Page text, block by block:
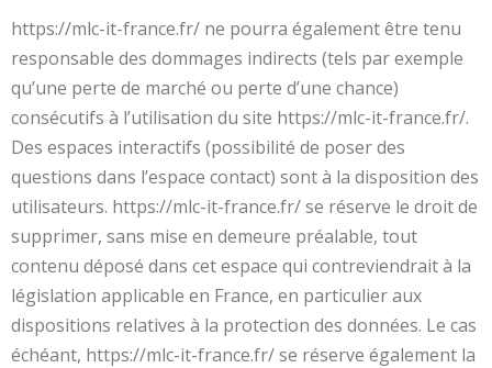
https://mlc-it-france.fr/ ne pourra également être tenu
responsable des dommages indirects (tels par exemple
qu’une perte de marché ou perte d’une chance)
consécutifs à l’utilisation du site https://mlc-it-france.fr/.
Des espaces interactifs (possibilité de poser des
questions dans l’espace contact) sont à la disposition des
utilisateurs. https://mlc-it-france.fr/ se réserve le droit de
supprimer, sans mise en demeure préalable, tout
contenu déposé dans cet espace qui contreviendrait à la
législation applicable en France, en particulier aux
dispositions relatives à la protection des données. Le cas
échéant, https://mlc-it-france.fr/ se réserve également la